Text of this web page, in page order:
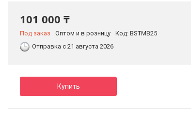
101 000 ₸
Под заказ Оптом и в розницу Код: BSTMB25
Отправка с 21 августа 2026
Купить